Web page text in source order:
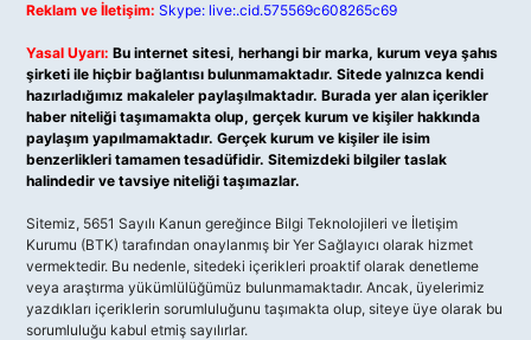
Reklam ve İletişim: Skype: live:.cid.575569c608265c69
Yasal Uyarı: Bu internet sitesi, herhangi bir marka, kurum veya şahıs
şirketi ile hiçbir bağlantısı bulunmamaktadır. Sitede yalnızca kendi
hazırladığımız makaleler paylaşılmaktadır. Burada yer alan içerikler
haber niteliği taşımamakta olup, gerçek kurum ve kişiler hakkında
paylaşım yapılmamaktadır. Gerçek kurum ve kişiler ile isim
benzerlikleri tamamen tesadüfidir. Sitemizdeki bilgiler taslak
halindedir ve tavsiye niteliği taşımazlar.
Sitemiz, 5651 Sayılı Kanun gereğince Bilgi Teknolojileri ve İletişim
Kurumu (BTK) tarafından onaylanmış bir Yer Sağlayıcı olarak hizmet
vermektedir. Bu nedenle, sitedeki içerikleri proaktif olarak denetleme
veya araştırma yükümlülüğümüz bulunmamaktadır. Ancak, üyelerimiz
yazdıkları içeriklerin sorumluluğunu taşımakta olup, siteye üye olarak bu
sorumluluğu kabul etmiş sayılırlar.